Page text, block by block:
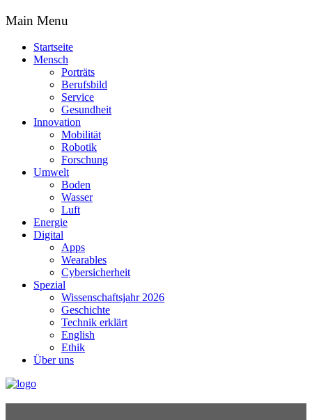
Main Menu
Startseite
Mensch
Porträts
Berufsbild
Service
Gesundheit
Innovation
Mobilität
Robotik
Forschung
Umwelt
Boden
Wasser
Luft
Energie
Digital
Apps
Wearables
Cybersicherheit
Spezial
Wissenschaftsjahr 2026
Geschichte
Technik erklärt
English
Ethik
Über uns